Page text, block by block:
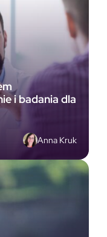
i badania dla
Anna Kruk